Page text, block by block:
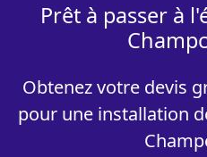
Prêt à passer à
Obtenez votre devis
pour une installation